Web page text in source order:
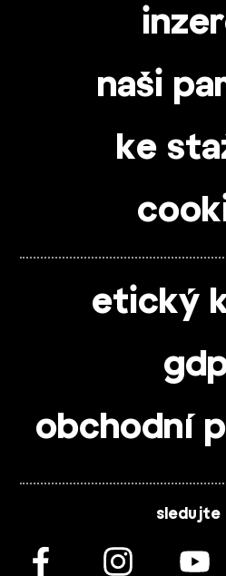
naši
ke
etický
obchodní
sledujte